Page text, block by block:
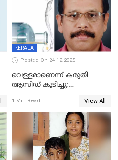
KERALA
Posted On 24-12-2025
വെള്ളമാണെന്ന് കരുതി
ആസിഡ് കുടിച്ചു;
മരിച്ചു
1 Min Read View All